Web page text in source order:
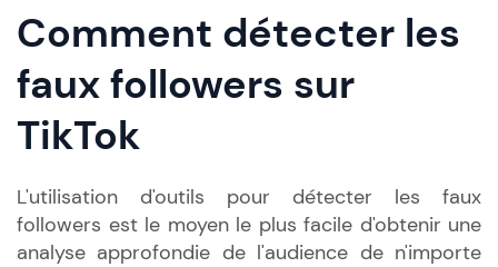
Comment détecter les
faux followers sur
TikTok
L'utilisation d'outils pour détecter les faux
followers est le moyen le plus facile d'obtenir une
analyse approfondie de l'audience de n'importe